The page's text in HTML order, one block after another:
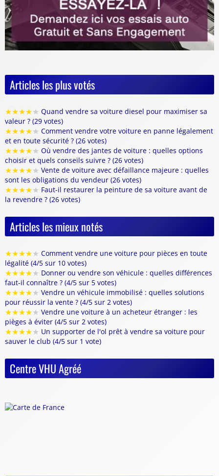
Articles les plus votés
★★★★★ Quand vendre sa voiture diesel pour maximiser sa
valeur ? (29 votes)
★★★★★ Comment vendre votre voiture en panne légalement
et en toute sécurité ? (26 votes)
★★★★★ Où vendre des jantes de voiture : quelles options
choisir et quels conseils suivre ? (26 votes)
★★★★★ Vente de voiture avec défaillance majeure : quelles
sont les obligations du vendeur (26 votes)
★★★★★ Faut-il restaurer la peinture de sa voiture avant de
la revendre ? (26 votes)
Articles les mieux notés
★★★★★ Comment vendre une voiture pour pièces en toute
légalité (4/5 sur 10 votes)
★★★★★ Donner ou vendre son véhicule : quelles différences
faut-il connaître ? (4/5 sur 5 votes)
★★★★★ Vendre un véhicule immobilisé : quelles solutions
pour réussir la vente ? (4/5 sur 2 votes)
★★★★★ Vendre une voiture à un acheteur étranger : les
pièges à éviter (4/5 sur 2 votes)
★★★★★ Un supporter de l'ol prêt à vendre sa voiture pour
sauver le club (4/5 sur 1 vote)
Centre VHU Agréé